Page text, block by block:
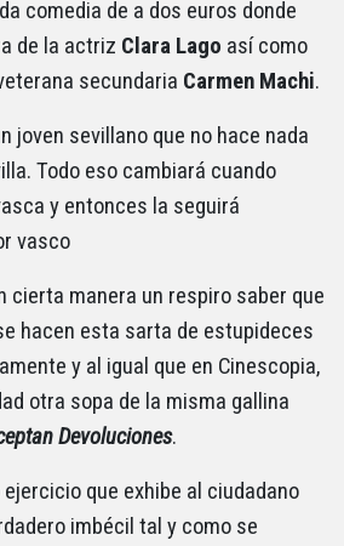
comedia de a dos euros donde
de la actriz Clara Lago así como
secundaria Carmen Machi.
joven sevillano que no hace nada
Todo eso cambiará cuando
y entonces la seguirá
vasco
cierta manera un respiro saber que
hacen esta sarta de estupideces
y al igual que en Cinescopia,
otra sopa de la misma gallina
Devoluciones.
ejercicio que exhibe al ciudadano
imbécil tal y como se